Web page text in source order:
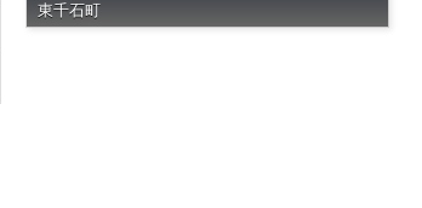
東千石町